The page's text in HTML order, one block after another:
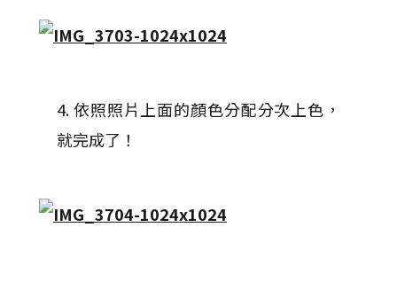
4. 依照照片上面的顏色分配分次上色，
就完成了！